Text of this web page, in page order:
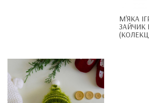
М'ЯКА
ЗАЙЧИК